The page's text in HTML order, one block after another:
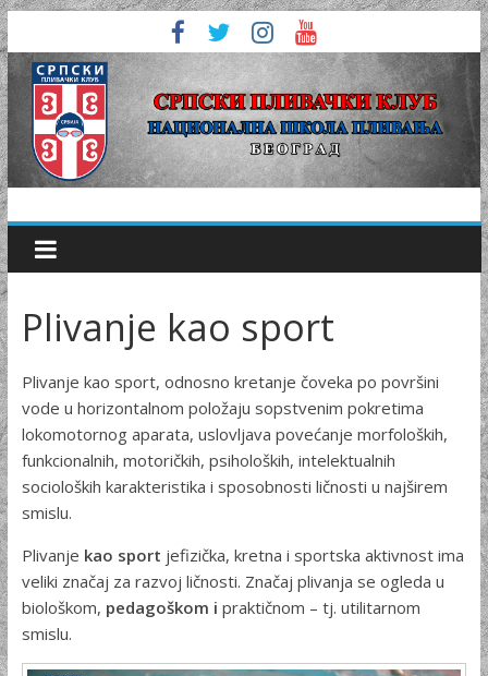
Plivanje kao sport
Plivanje kao sport, odnosno kretanje čoveka po površini
vode u horizont­alnom položaju sopstvenim pokretima
lokomotornog aparata, uslovljava povećanje morfoloških,
funkcionalnih, motoričkih, psiholo­ških, intelektualnih
socioloških karakteristika i sposobnosti lično­sti u najširem
smislu.
Plivanje kao sport jefizička, kretna i sportska aktivnost ima
veliki značaj za razvoj ličnosti. Značaj plivanja se ogleda u
biološkom, pedagoškom i praktičnom – tj. utilitarnom
smislu.